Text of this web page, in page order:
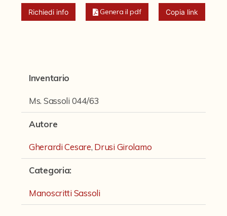
Arti Applicate
Fondi Fotografici
Manoscritti
Manoscritti Ambrosini
Manoscritti Sassoli
Richiedi info Genera il pdf Copia link
Inventario
Ms. Sassoli 044/63
Autore
Gherardi Cesare, Drusi Girolamo
Categoria:
Manoscritti Sassoli